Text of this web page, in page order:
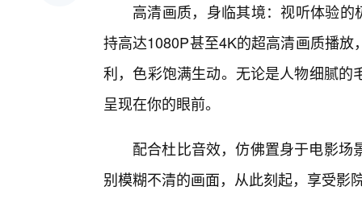
高清画质，身临其境：视听体验
持高达1080P甚至4K的超高清画质播
利，色彩饱满生动。无论是人物细腻
呈现在你的眼前。
配合杜比音效，仿佛置身于电影
别模糊不清的画面，从此刻起，享受影